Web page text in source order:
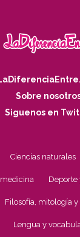
Sobre
Siguenos en
Ciencias naturales
Deporte
Filosofía, mitología
Lengua y